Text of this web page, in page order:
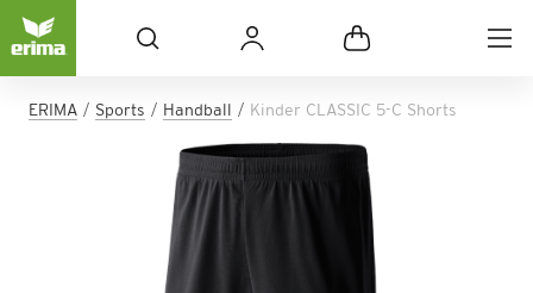
ERIMA Sports Handball Kinder CLASSIC 5-C Shorts